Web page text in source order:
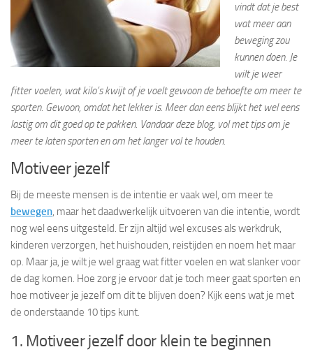
vindt dat je best
wat meer aan
beweging zou
kunnen doen. Je
wilt je weer
fitter voelen, wat kilo’s kwijt of je voelt gewoon de behoefte om meer te
sporten. Gewoon, omdat het lekker is. Meer dan eens blijkt het wel eens
lastig om dit goed op te pakken. Vandaar deze blog, vol met tips om je
meer te laten sporten en om het langer vol te houden.
Motiveer jezelf
Bij de meeste mensen is de intentie er vaak wel, om meer te
bewegen, maar het daadwerkelijk uitvoeren van die intentie, wordt
nog wel eens uitgesteld. Er zijn altijd wel excuses als werkdruk,
kinderen verzorgen, het huishouden, reistijden en noem het maar
op. Maar ja, je wilt je wel graag wat fitter voelen en wat slanker voor
de dag komen. Hoe zorg je ervoor dat je toch meer gaat sporten en
hoe motiveer je jezelf om dit te blijven doen? Kijk eens wat je met
de onderstaande 10 tips kunt.
1. Motiveer jezelf door klein te beginnen